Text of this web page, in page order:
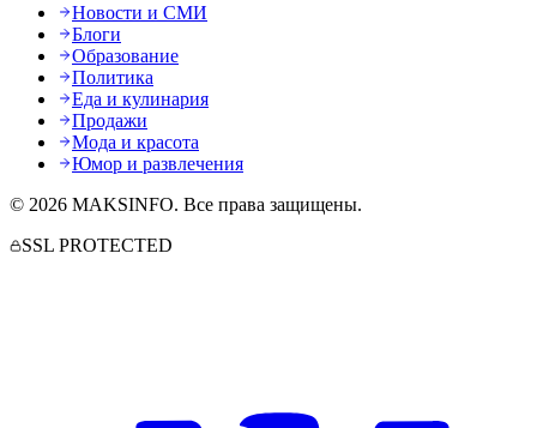
Новости и СМИ
Блоги
Образование
Политика
Еда и кулинария
Продажи
Мода и красота
Юмор и развлечения
© 2026 MAKSINFO. Все права защищены.
SSL PROTECTED